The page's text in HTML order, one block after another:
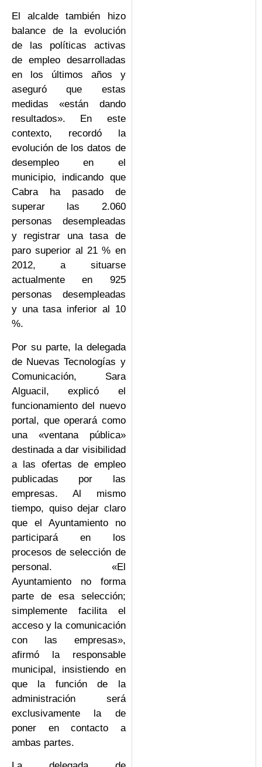
El alcalde también hizo
balance de la evolución
de las políticas activas
de empleo desarrolladas
en los últimos años y
aseguró que estas
medidas «están dando
resultados». En este
contexto, recordó la
evolución de los datos de
desempleo en el
municipio, indicando que
Cabra ha pasado de
superar las 2.060
personas desempleadas
y registrar una tasa de
paro superior al 21 % en
2012, a situarse
actualmente en 925
personas desempleadas
y una tasa inferior al 10
%.
Por su parte, la delegada
de Nuevas Tecnologías y
Comunicación, Sara
Alguacil, explicó el
funcionamiento del nuevo
portal, que operará como
una «ventana pública»
destinada a dar visibilidad
a las ofertas de empleo
publicadas por las
empresas. Al mismo
tiempo, quiso dejar claro
que el Ayuntamiento no
participará en los
procesos de selección de
personal. «El
Ayuntamiento no forma
parte de esa selección;
simplemente facilita el
acceso y la comunicación
con las empresas»,
afirmó la responsable
municipal, insistiendo en
que la función de la
administración será
exclusivamente la de
poner en contacto a
ambas partes.